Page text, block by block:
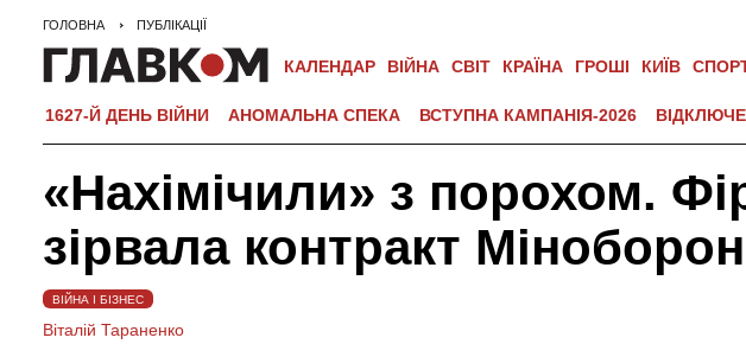
ГОЛОВНА ПУБЛІКАЦІЇ
КАЛЕНДАР ВІЙНА СВІТ КРАЇНА ГРОШІ КИЇВ
1627-Й ДЕНЬ ВІЙНИ АНОМАЛЬНА СПЕКА ВСТУПНА КАМПАНІЯ-2026
«Нахімічили» з порохом.
зірвала контракт
ВІЙНА І БІЗНЕС
Віталій Тараненко